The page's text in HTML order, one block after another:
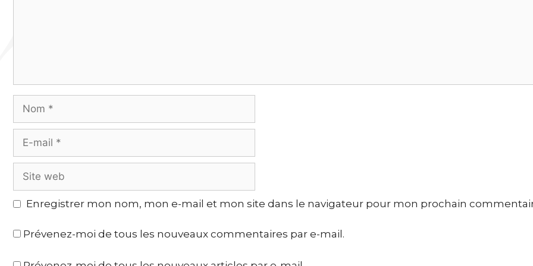
Enregistrer mon nom, mon e-mail et mon site dans le navigateur pour mon prochain
Prévenez-moi de tous les nouveaux commentaires par e-mail.